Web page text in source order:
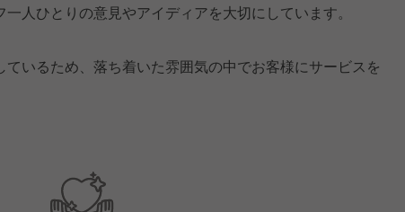
人ひとりの意見やアイディアを大切にしています。
いるため、落ち着いた雰囲気の中でお客様にサービスを